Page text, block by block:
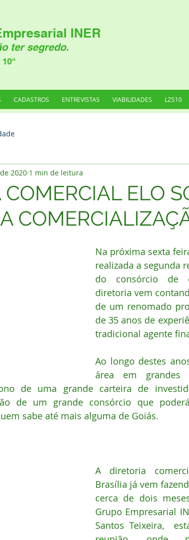
INER
ter segredo.
10"
CADASTROS ENTREVISTAS VIABILIDADES LZS10
COMERCIAL ELO
2020 1 min de leitura
Na próxima sexta
realizada a segunda
do consórcio de
diretoria vem
de um renomado
de 35 anos de
tradicional agente
Ao longo destes
área em grandes
de uma grande carteira de
de um grande consórcio que
sabe até mais alguma de Goiás.
A diretoria
Brasília já vem
cerca de dois
Grupo Empresarial
Santos Teixeira,